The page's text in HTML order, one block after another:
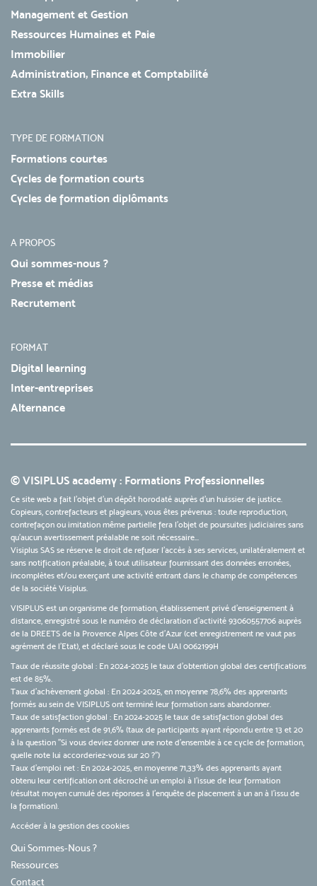
Management et Gestion
Ressources Humaines et Paie
Immobilier
Administration, Finance et Comptabilité
Extra Skills
TYPE DE FORMATION
Formations courtes
Cycles de formation courts
Cycles de formation diplômants
A PROPOS
Qui sommes-nous ?
Presse et médias
Recrutement
FORMAT
Digital learning
Inter-entreprises
Alternance
© VISIPLUS academy : Formations Professionnelles
Ce site web a fait l'objet d'un dépôt horodaté auprès d'un huissier de justice.
Copieurs, contrefacteurs et plagieurs, vous êtes prévenus : toute reproduction,
contrefaçon ou imitation même partielle fera l'objet de poursuites judiciaires sans
qu’aucun avertissement préalable ne soit nécessaire...
Visiplus SAS se réserve le droit de refuser l'accès à ses services, unilatéralement et
sans notification préalable, à tout utilisateur fournissant des données erronées,
incomplètes et/ou exerçant une activité entrant dans le champ de compétences
de la société Visiplus.
VISIPLUS est un organisme de formation, établissement privé d’enseignement à
distance, enregistré sous le numéro de déclaration d’activité 93060557706 auprès
de la DREETS de la Provence Alpes Côte d’Azur (cet enregistrement ne vaut pas
agrément de l’Etat), et déclaré sous le code UAI 0062199H
Taux de réussite global : En 2024-2025 le taux d'obtention global des certifications
est de 85%.
Taux d’achèvement global : En 2024-2025, en moyenne 78,6% des apprenants
formés au sein de VISIPLUS ont terminé leur formation sans abandonner.
Taux de satisfaction global : En 2024-2025 le taux de satisfaction global des
apprenants formés est de 91,6% (taux de participants ayant répondu entre 13 et 20
à la question "Si vous deviez donner une note d’ensemble à ce cycle de formation,
quelle note lui accorderiez-vous sur 20 ?")
Taux d’emploi net : En 2024-2025, en moyenne 71,33% des apprenants ayant
obtenu leur certification ont décroché un emploi à l'issue de leur formation
(résultat moyen cumulé des réponses à l'enquête de placement à un an à l'issu de
la formation).
Accéder à la gestion des cookies
Qui Sommes-Nous ?
Ressources
Contact